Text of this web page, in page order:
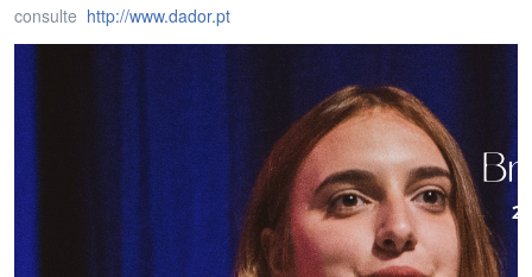
consulte http://www.dador.pt